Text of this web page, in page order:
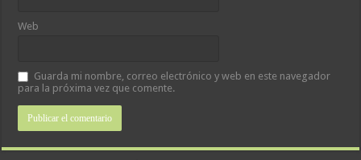
Web
Guarda mi nombre, correo electrónico y web en este navegador
para la próxima vez que comente.